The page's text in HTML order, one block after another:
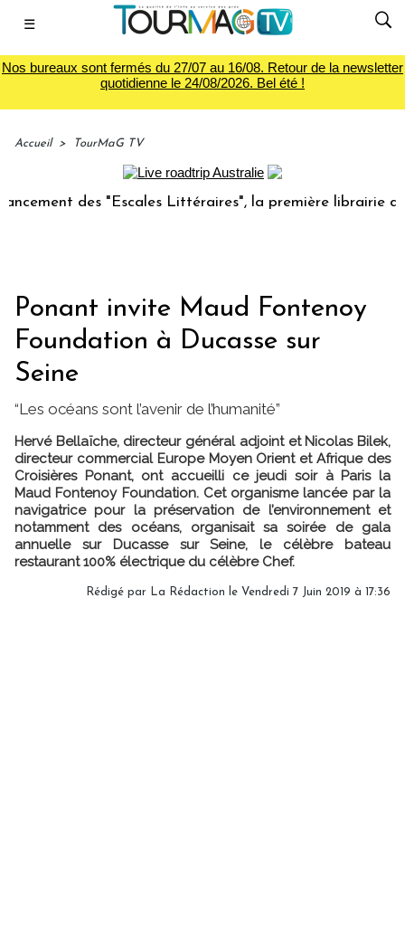
☰
Nos bureaux sont fermés du 27/07 au 16/08. Retour de la newsletter
quotidienne le 24/08/2026. Bel été !
Accueil > TourMaG TV
des "Escales Littéraires", la première librairie du
Ponant invite Maud Fontenoy
Foundation à Ducasse sur
Seine
“Les océans sont l’avenir de l’humanité”
Hervé Bellaïche, directeur général adjoint et Nicolas Bilek,
directeur commercial Europe Moyen Orient et Afrique des
Croisières Ponant, ont accueilli ce jeudi soir à Paris la
Maud Fontenoy Foundation. Cet organisme lancée par la
navigatrice pour la préservation de l’environnement et
notamment des océans, organisait sa soirée de gala
annuelle sur Ducasse sur Seine, le célèbre bateau
restaurant 100% électrique du célèbre Chef.
Rédigé par La Rédaction le Vendredi 7 Juin 2019 à 17:36